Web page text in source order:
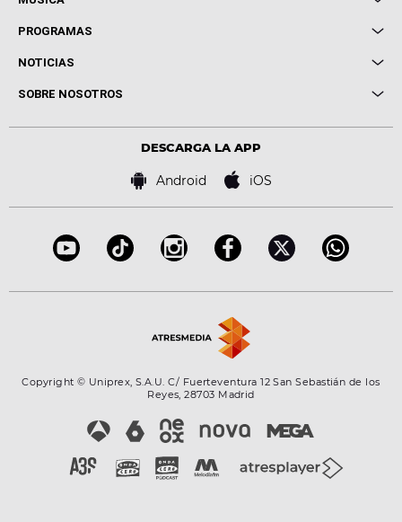
Local de Ensayo Europa FM
Conciertos
PROGRAMAS
Cuerpos especiales
Locutores Europa FM
NOTICIAS
Cine y Televisión
Virales
SOBRE NOSOTROS
Bases de concursos
DESCARGA LA APP
Android iOS
Copyright © Uniprex, S.A.U. C/ Fuerteventura 12 San Sebastián de los
Reyes, 28703 Madrid